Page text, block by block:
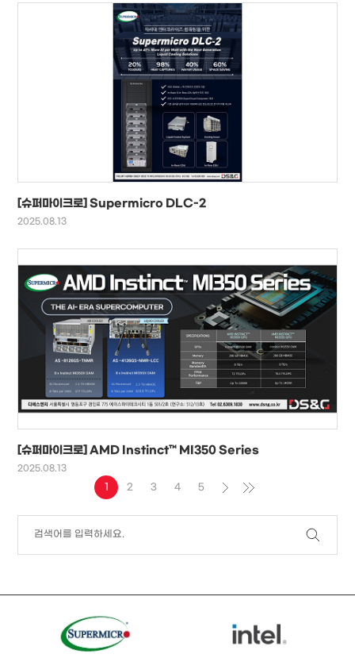
[슈퍼마이크로] Supermicro DLC-2
2025.08.13
[슈퍼마이크로] AMD Instinct™ MI350 Series
2025.08.13
1 2 3 4 5